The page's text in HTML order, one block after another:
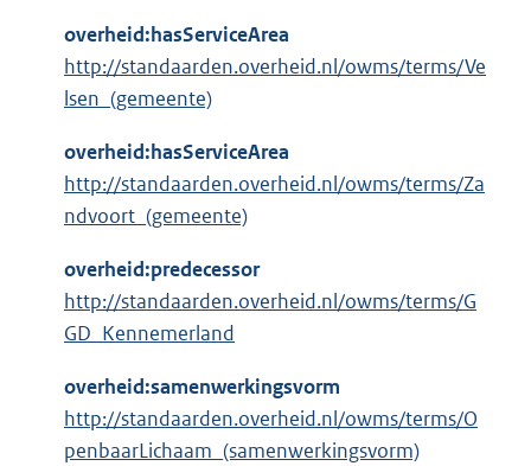
overheid:hasServiceArea
http://standaarden.overheid.nl/owms/terms/Ve
lsen_(gemeente)
overheid:hasServiceArea
http://standaarden.overheid.nl/owms/terms/Za
ndvoort_(gemeente)
overheid:predecessor
http://standaarden.overheid.nl/owms/terms/G
GD_Kennemerland
overheid:samenwerkingsvorm
http://standaarden.overheid.nl/owms/terms/O
penbaarLichaam_(samenwerkingsvorm)